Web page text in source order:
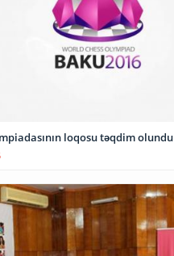
loqosu təqdim olundu